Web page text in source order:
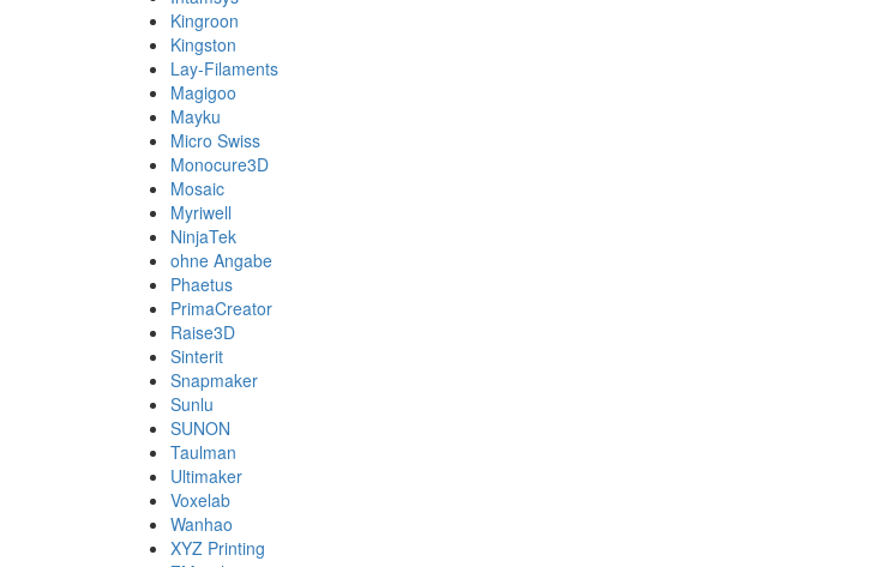
Kingroon
Kingston
Lay-Filaments
Magigoo
Mayku
Micro Swiss
Monocure3D
Mosaic
Myriwell
NinjaTek
ohne Angabe
Phaetus
PrimaCreator
Raise3D
Sinterit
Snapmaker
Sunlu
SUNON
Taulman
Ultimaker
Voxelab
Wanhao
XYZ Printing